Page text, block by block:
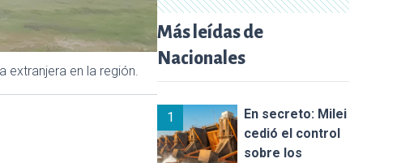
en la región.
Más leídas de
Nacionales
1
En secreto: Milei
cedió el control
sobre los